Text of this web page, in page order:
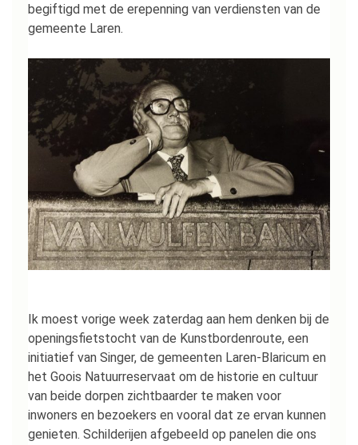
begiftigd met de erepenning van verdiensten van de
gemeente Laren.
Ik moest vorige week zaterdag aan hem denken bij de
openingsfietstocht van de Kunstbordenroute, een
initiatief van Singer, de gemeenten Laren-Blaricum en
het Goois Natuurreservaat om de historie en cultuur
van beide dorpen zichtbaarder te maken voor
inwoners en bezoekers en vooral dat ze ervan kunnen
genieten. Schilderijen afgebeeld op panelen die ons